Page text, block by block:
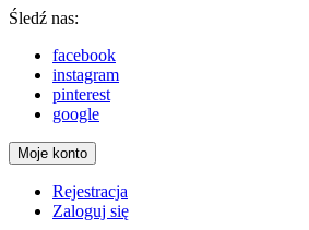
Śledź nas:
facebook
instagram
pinterest
google
Moje konto
Rejestracja
Zaloguj się